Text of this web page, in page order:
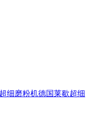
细磨粉机德国莱歇超细